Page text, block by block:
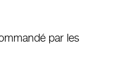
par les